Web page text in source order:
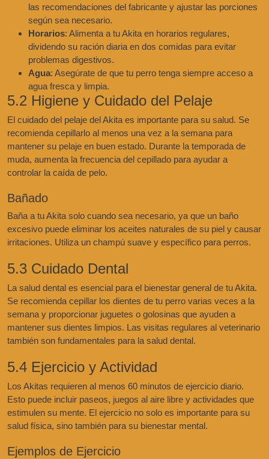
las recomendaciones del fabricante y ajustar las porciones
según sea necesario.
Horarios: Alimenta a tu Akita en horarios regulares,
dividendo su ración diaria en dos comidas para evitar
problemas digestivos.
Agua: Asegúrate de que tu perro tenga siempre acceso a
agua fresca y limpia.
5.2 Higiene y Cuidado del Pelaje
El cuidado del pelaje del Akita es importante para su salud. Se
recomienda cepillarlo al menos una vez a la semana para
mantener su pelaje en buen estado. Durante la temporada de
muda, aumenta la frecuencia del cepillado para ayudar a
controlar la caída de pelo.
Bañado
Baña a tu Akita solo cuando sea necesario, ya que un baño
excesivo puede eliminar los aceites naturales de su piel y causar
irritaciones. Utiliza un champú suave y específico para perros.
5.3 Cuidado Dental
La salud dental es esencial para el bienestar general de tu Akita.
Se recomienda cepillar los dientes de tu perro varias veces a la
semana y proporcionar juguetes o golosinas que ayuden a
mantener sus dientes limpios. Las visitas regulares al veterinario
también son fundamentales para la salud dental.
5.4 Ejercicio y Actividad
Los Akitas requieren al menos 60 minutos de ejercicio diario.
Esto puede incluir paseos, juegos al aire libre y actividades que
estimulen su mente. El ejercicio no solo es importante para su
salud física, sino también para su bienestar mental.
Ejemplos de Ejercicio